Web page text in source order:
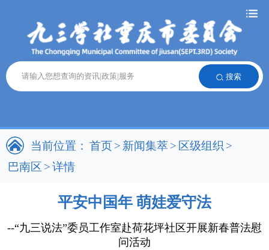
搜索
当前位置： 首页> 新闻集萃> 区级组织 >
巴南区 >详情
平安中国年 萌娃爱守法
--“九三说法”委员工作室赴荷花坪社区开展新春普法慰
问活动